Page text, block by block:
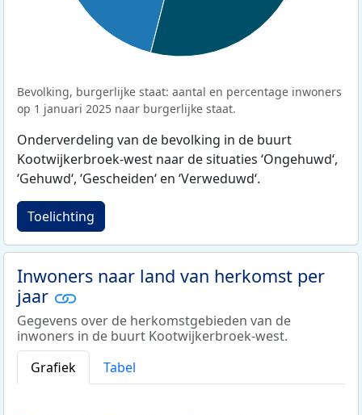
Bevolking, burgerlijke staat: aantal en percentage inwoners
op 1 januari 2025 naar burgerlijke staat.
Onderverdeling van de bevolking in de buurt
Kootwijkerbroek-west naar de situaties ‘Ongehuwd‘,
‘Gehuwd‘, ‘Gescheiden‘ en ‘Verweduwd‘.
Toelichting
Inwoners naar land van herkomst per
jaar
Gegevens over de herkomstgebieden van de
inwoners in de buurt Kootwijkerbroek-west.
Grafiek
Tabel